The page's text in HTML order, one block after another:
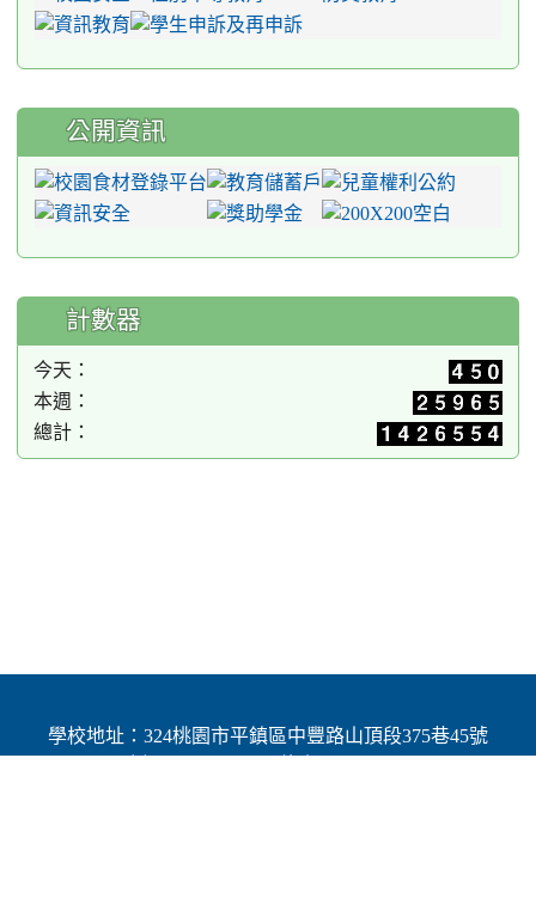
公開資訊
計數器
今天：
本週：
總計：
學校地址：324桃園市平鎮區中豐路山頂段375巷45號